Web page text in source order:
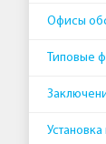
Офисы
Типовые